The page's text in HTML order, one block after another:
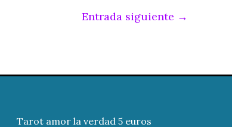
Entrada siguiente →
Tarot amor la verdad 5 euros